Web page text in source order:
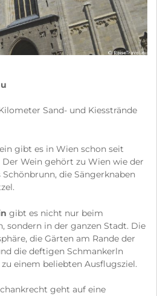
Sand- und Kiesstrände
gibt es in Wien schon seit
Der Wein gehört zu Wien wie der
die Sängerknaben
gibt es nicht nur beim
sondern in der ganzen Stadt. Die
die Gärten am Rande der
die deftigen Schmankerln
einem beliebten Ausflugsziel.
geht auf eine